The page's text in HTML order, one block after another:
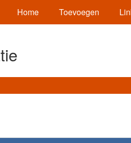
Home Toevoegen